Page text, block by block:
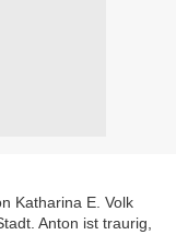
Katharina E. Volk
Anton ist traurig,